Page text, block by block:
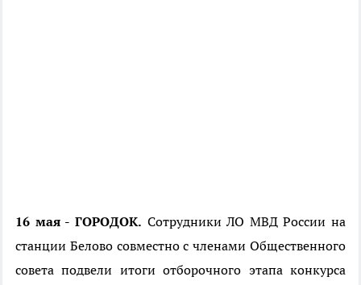
16 мая - ГОРОДОК. Сотрудники ЛО МВД России на
станции Белово совместно с членами Общественного
совета подвели итоги отборочного этапа конкурса